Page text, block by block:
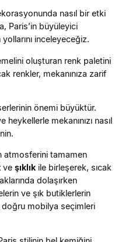
nasıl bir etki
Paris’in büyüleyici
inceleyeceğiz.
oluşturan renk paletini
renkler, mekanınıza zarif
önemi büyüktür.
mekanınızı nasıl
atmosferini tamamen
ve şıklık ile birleşerek, sıcak
dolaşırken
ve şık butiklerlerin
doğru mobilya seçimleri